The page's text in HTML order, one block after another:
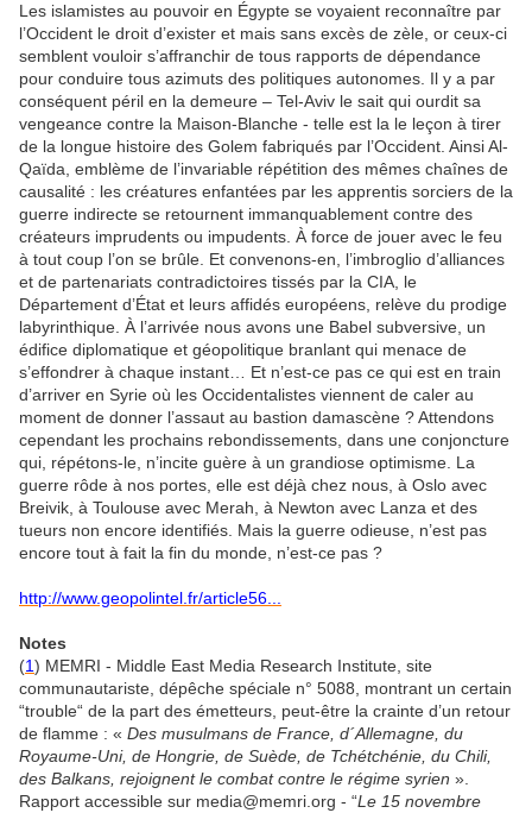
Les islamistes au pouvoir en Égypte se voyaient reconnaître par
l’Occident le droit d’exister et mais sans excès de zèle, or ceux-ci
semblent vouloir s’affranchir de tous rapports de dépendance
pour conduire tous azimuts des politiques autonomes. Il y a par
conséquent péril en la demeure – Tel-Aviv le sait qui ourdit sa
vengeance contre la Maison-Blanche - telle est la le leçon à tirer
de la longue histoire des Golem fabriqués par l’Occident. Ainsi Al-
Qaïda, emblème de l’invariable répétition des mêmes chaînes de
causalité : les créatures enfantées par les apprentis sorciers de la
guerre indirecte se retournent immanquablement contre des
créateurs imprudents ou impudents. À force de jouer avec le feu
à tout coup l’on se brûle. Et convenons-en, l’imbroglio d’alliances
et de partenariats contradictoires tissés par la CIA, le
Département d’État et leurs affidés européens, relève du prodige
labyrinthique. À l’arrivée nous avons une Babel subversive, un
édifice diplomatique et géopolitique branlant qui menace de
s’effondrer à chaque instant… Et n’est-ce pas ce qui est en train
d’arriver en Syrie où les Occidentalistes viennent de caler au
moment de donner l’assaut au bastion damascène ? Attendons
cependant les prochains rebondissements, dans une conjoncture
qui, répétons-le, n’incite guère à un grandiose optimisme. La
guerre rôde à nos portes, elle est déjà chez nous, à Oslo avec
Breivik, à Toulouse avec Merah, à Newton avec Lanza et des
tueurs non encore identifiés. Mais la guerre odieuse, n’est pas
encore tout à fait la fin du monde, n’est-ce pas ?
http://www.geopolintel.fr/article56...
Notes
(1) MEMRI - Middle East Media Research Institute, site
communautariste, dépêche spéciale n° 5088, montrant un certain
“trouble“ de la part des émetteurs, peut-être la crainte d’un retour
de flamme : « Des musulmans de France, d´Allemagne, du
Royaume-Uni, de Hongrie, de Suède, de Tchétchénie, du Chili,
des Balkans, rejoignent le combat contre le régime syrien ».
Rapport accessible sur media@memri.org - “Le 15 novembre